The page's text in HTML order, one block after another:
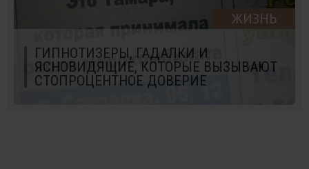
ЖИЗНЬ
ГИПНОТИЗЕРЫ, ГАДАЛКИ И
ЯСНОВИДЯЩИЕ, КОТОРЫЕ ВЫЗЫВАЮТ
СТОПРОЦЕНТНОЕ ДОВЕРИЕ